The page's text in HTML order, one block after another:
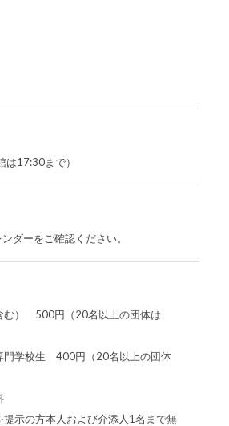
17:30まで）
ダーをご確認ください。
む） 500円（20名以上の団体は
門学校生 400円（20名以上の団体
示の方本人および介添人1名まで無